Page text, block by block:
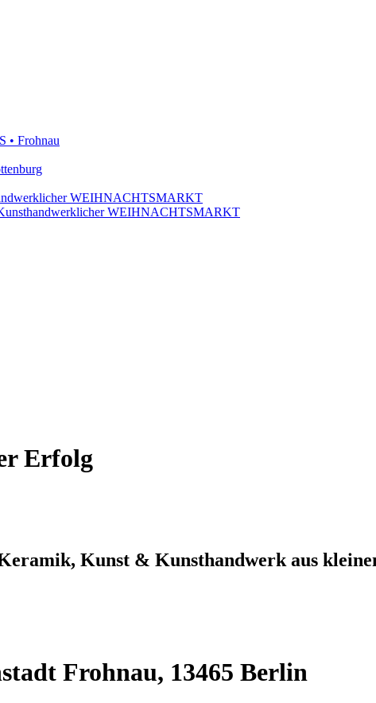
• Frohnau
WEIHNACHTSMARKT
WEIHNACHTSMARKT
Erfolg
Kunst & Kunsthandwerk aus
Frohnau, 13465 Berlin